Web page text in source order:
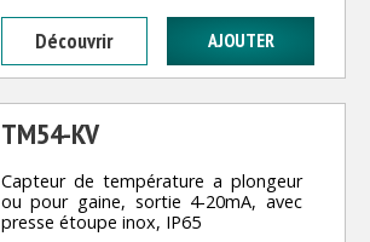
Découvrir
TM54-KV
Capteur de température a plongeur
ou pour gaine, sortie 4-20mA, avec
presse étoupe inox, IP65